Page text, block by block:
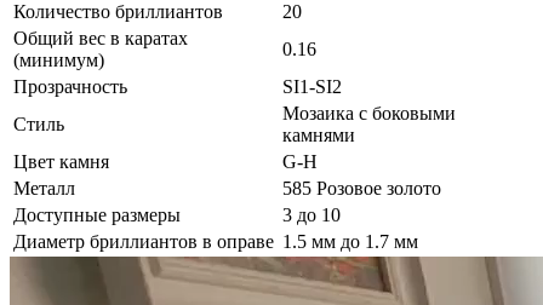
Количество бриллиантов
20
Общий вес в каратах
(минимум)
0.16
Прозрачность
SI1-SI2
Стиль
Мозаика с боковыми
камнями
Цвет камня
G-H
Металл
585 Розовое золото
Доступные размеры
3 до 10
Диаметр бриллиантов в оправе 1.5 мм до 1.7 мм